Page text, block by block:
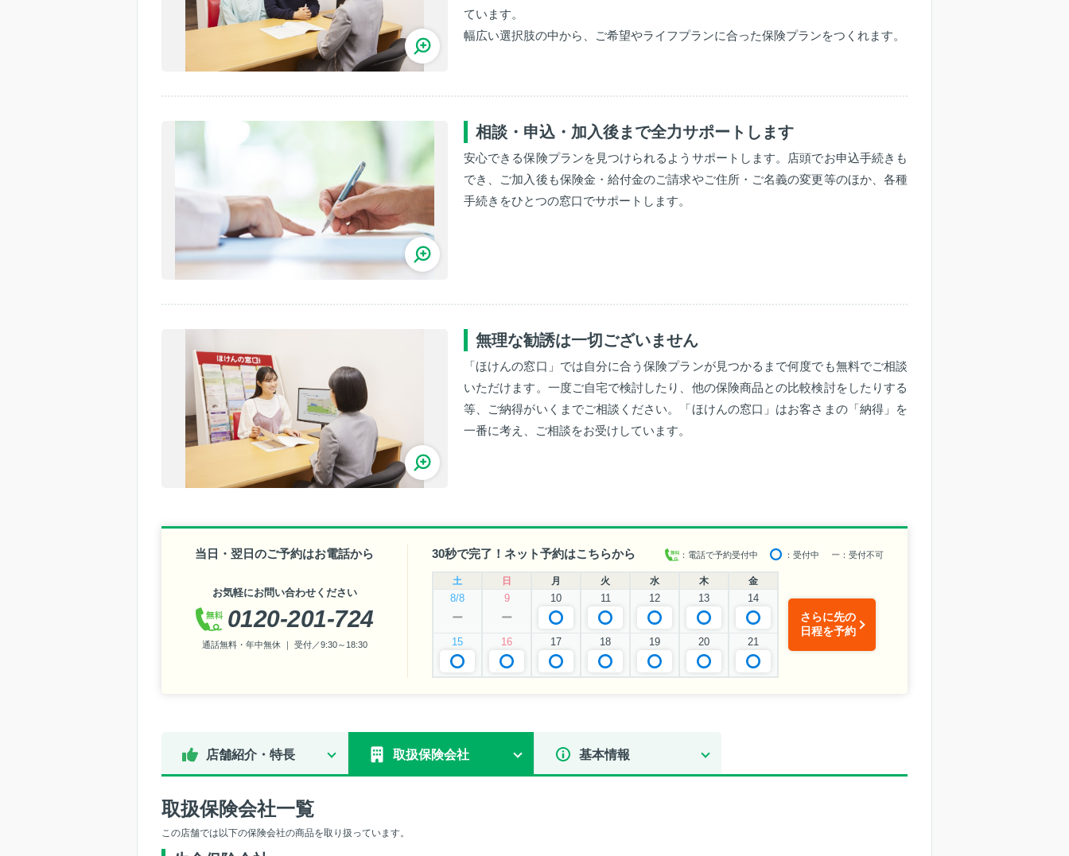
ています。
幅広い選択肢の中から、ご希望やライフプランに合った保険プランをつくれます。
相談・申込・加入後まで全力サポートします
安心できる保険プランを見つけられるようサポートします。店頭でお申込手続きも
でき、ご加入後も保険金・給付金のご請求やご住所・ご名義の変更等のほか、各種
手続きをひとつの窓口でサポートします。
無理な勧誘は一切ございません
「ほけんの窓口」では自分に合う保険プランが見つかるまで何度でも無料でご相談
いただけます。一度ご自宅で検討したり、他の保険商品との比較検討をしたりする
等、ご納得がいくまでご相談ください。「ほけんの窓口」はお客さまの「納得」を
一番に考え、ご相談をお受けしています。
当日・翌日のご予約はお電話から
お気軽にお問い合わせください
0120-201-724
通話無料・年中無休 ｜ 受付／9:30～18:30
30秒で完了！ネット予約はこちらから ：電話で予約受付中 ：受付中 ー ：受付不可
土 日 月 火 水 木 金
8/8 9 10 11 12 13 14
ー ー
15 16 17 18 19 20 21
さらに先の
日程を予約
店舗紹介・特長 取扱保険会社 基本情報
取扱保険会社一覧
この店舗では以下の保険会社の商品を取り扱っています。